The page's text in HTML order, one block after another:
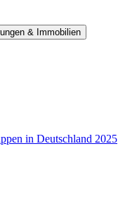
& Immobilien
in Deutschland 2025